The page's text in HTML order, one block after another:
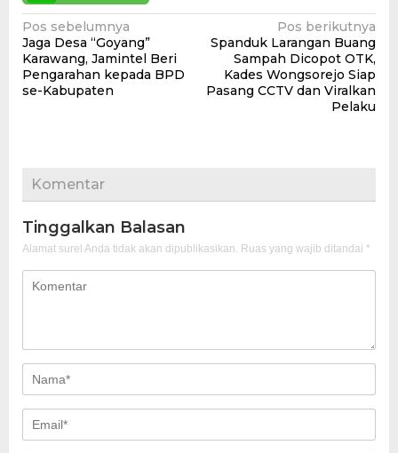
Navigasi
pos
Pos sebelumnya
Jaga Desa “Goyang”
Karawang, Jamintel Beri
Pengarahan kepada BPD
se-Kabupaten
Pos berikutnya
Spanduk Larangan Buang
Sampah Dicopot OTK,
Kades Wongsorejo Siap
Pasang CCTV dan Viralkan
Pelaku
Komentar
Tinggalkan Balasan
Alamat surel Anda tidak akan dipublikasikan. Ruas yang wajib ditandai *